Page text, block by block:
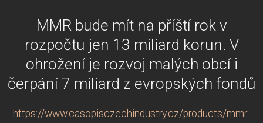
MMR bude mít na příští rok v
rozpočtu jen 13 miliard korun. V
ohrožení je rozvoj malých obcí i
čerpání 7 miliard z evropských fondů
https://www.casopisczechindustry.cz/products/mmr-